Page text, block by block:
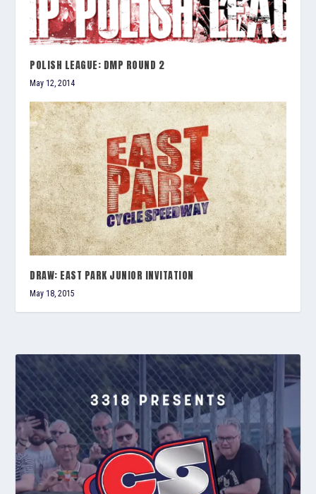
POLISH LEAGUE: DMP ROUND 2
May 12, 2014
DRAW: EAST PARK JUNIOR INVITATION
May 18, 2015